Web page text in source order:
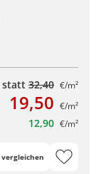
statt 32,40 €/m²
19,50 €/m²
12,90 €/m²
vergleichen